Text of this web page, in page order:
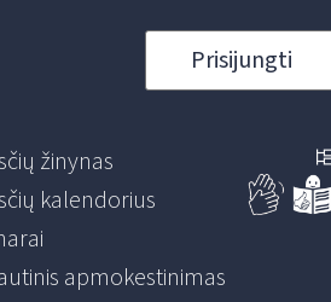
Prisijungti
žinynas
kalendorius
apmokestinimas